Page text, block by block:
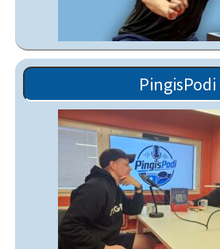
PingisPodi